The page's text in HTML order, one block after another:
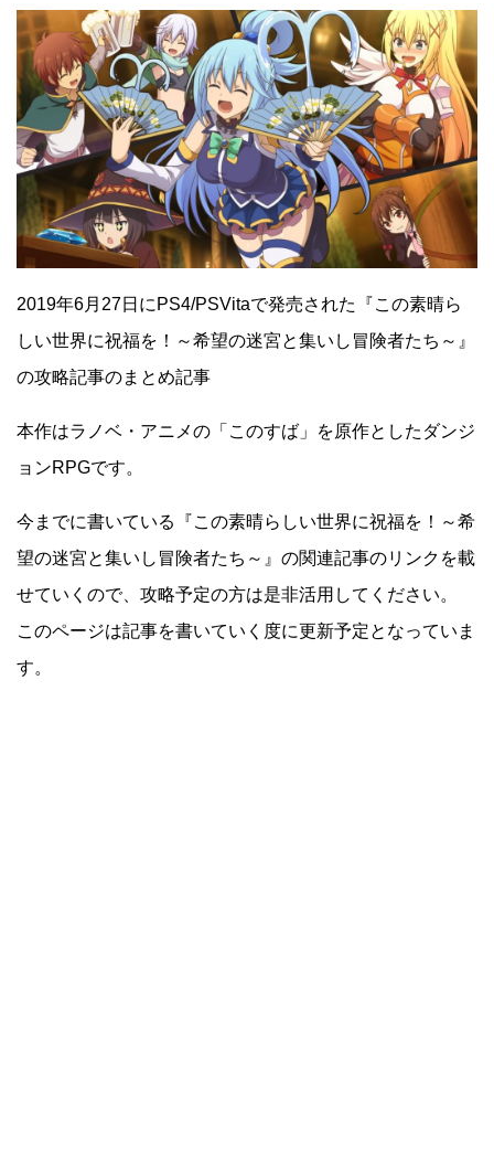
2019年6月27日にPS4/PSVitaで発売された『この素晴ら
しい世界に祝福を！～希望の迷宮と集いし冒険者たち～』
の攻略記事のまとめ記事
本作はラノベ・アニメの「このすば」を原作としたダンジ
ョンRPGです。
今までに書いている『この素晴らしい世界に祝福を！～希
望の迷宮と集いし冒険者たち～』の関連記事のリンクを載
せていくので、攻略予定の方は是非活用してください。
このページは記事を書いていく度に更新予定となっていま
す。